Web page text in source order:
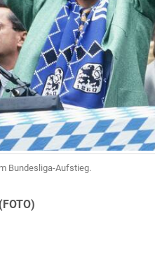
Bundesliga-Aufstieg.